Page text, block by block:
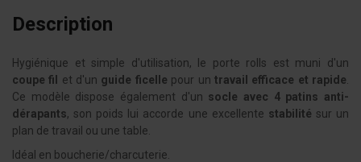
Description
Hygiénique et simple d'utilisation, le porte rolls est muni d'un
coupe fil
et d'un guide ficelle pour un travail efficace et rapide
Ce modèle dispose également d'un socle avec 4 patins anti-
dérapants, son poids lui accorde une excellente stabilité sur un
plan de travail ou une table.
Idéal en boucherie/charcuterie.